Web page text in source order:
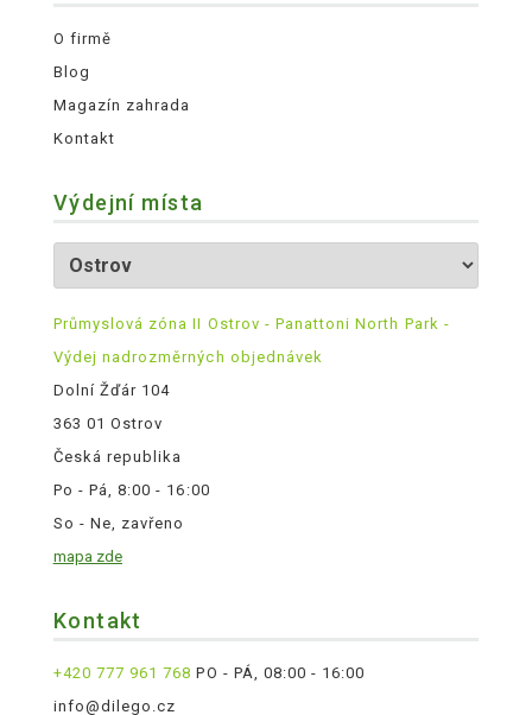
O firmě
Blog
Magazín zahrada
Kontakt
Výdejní místa
Průmyslová zóna II Ostrov - Panattoni North Park -
Výdej nadrozměrných objednávek
Dolní Žďár 104
363 01 Ostrov
Česká republika
Po - Pá, 8:00 - 16:00
So - Ne, zavřeno
mapa zde
Kontakt
+420 777 961 768 PO - PÁ, 08:00 - 16:00
info@dilego.cz